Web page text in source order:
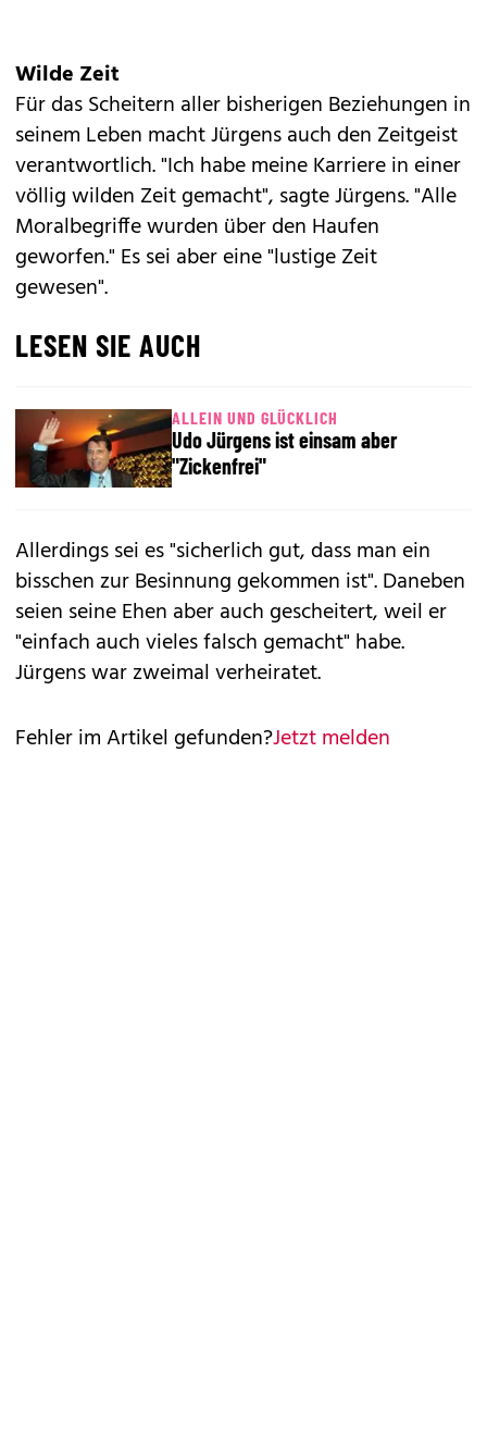
Wilde Zeit
Für das Scheitern aller bisherigen Beziehungen in
seinem Leben macht Jürgens auch den Zeitgeist
verantwortlich. "Ich habe meine Karriere in einer
völlig wilden Zeit gemacht", sagte Jürgens. "Alle
Moralbegriffe wurden über den Haufen
geworfen." Es sei aber eine "lustige Zeit
gewesen".
LESEN SIE AUCH
ALLEIN UND GLÜCKLICH
Udo Jürgens ist einsam aber
"Zickenfrei"
Allerdings sei es "sicherlich gut, dass man ein
bisschen zur Besinnung gekommen ist". Daneben
seien seine Ehen aber auch gescheitert, weil er
"einfach auch vieles falsch gemacht" habe.
Jürgens war zweimal verheiratet.
Fehler im Artikel gefunden?Jetzt melden